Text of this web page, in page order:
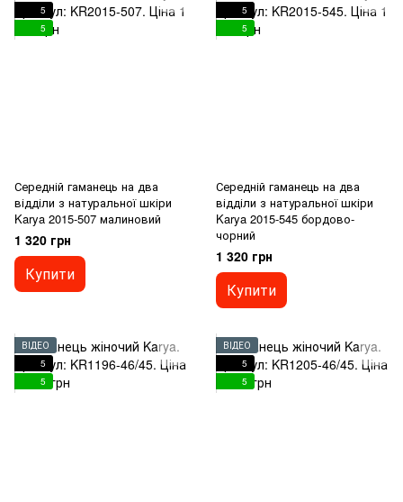
5
5
Середній гаманець на два
відділи з натуральної шкіри
Karya 2015-507 малиновий
1 320 грн
Купити
5
5
Середній гаманець на два
відділи з натуральної шкіри
Karya 2015-545 бордово-
чорний
1 320 грн
Купити
ВІДЕО
5
5
ВІДЕО
5
5